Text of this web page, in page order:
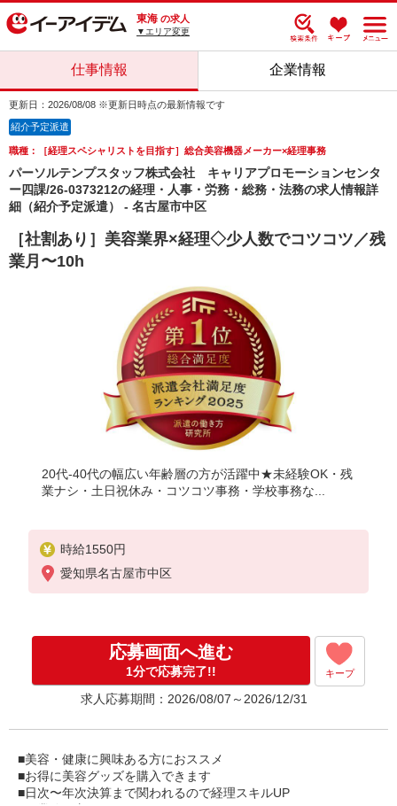
東海 の求人
▼エリア変更
仕事情報 企業情報
更新日：2026/08/08 ※更新日時点の最新情報です
紹介予定派遣
職種：［経理スペシャリストを目指す］総合美容機器メーカー×経理事務
パーソルテンプスタッフ株式会社 キャリアプロモーションセンタ
ー四課/26-0373212の経理・人事・労務・総務・法務の求人情報詳
細（紹介予定派遣） - 名古屋市中区
［社割あり］美容業界×経理◇少人数でコツコツ／残
業月〜10h
20代-40代の幅広い年齢層の方が活躍中★未経験OK・残
業ナシ・土日祝休み・コツコツ事務・学校事務な...
時給1550円
愛知県名古屋市中区
応募画面へ進む
1分で応募完了!! キープ
求人応募期間：2026/08/07～2026/12/31
■美容・健康に興味ある方におススメ
■お得に美容グッズを購入できます
■日次〜年次決算まで関われるので経理スキルUP